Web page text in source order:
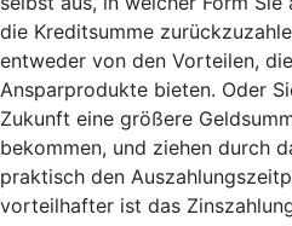
die Kreditsumme
entweder von den Vorteilen,
Ansparprodukte bieten. Oder
Zukunft eine größere
bekommen, und ziehen durch
praktisch den
vorteilhafter ist das